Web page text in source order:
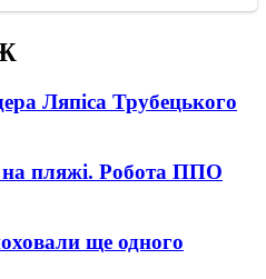
Ляпіса Трубецького
пляжі. Робота ППО
ще одного